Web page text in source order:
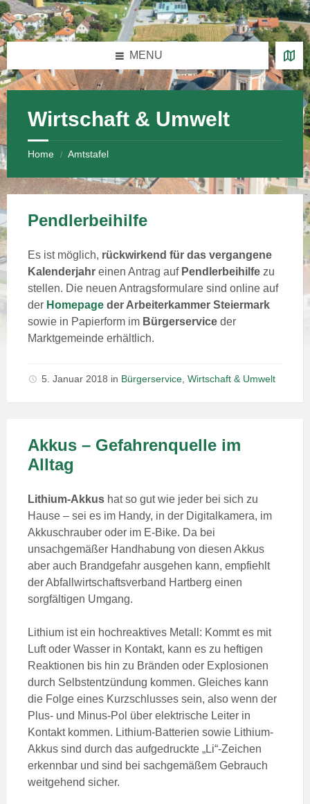
Skip
to
content
Skip
to
left
sidebar
Skip
to
right
sidebar
Skip
to
footer
MENU
Wirtschaft & Umwelt
Home / Amtstafel
Pendlerbeihilfe
Es ist möglich, rückwirkend für das vergangene
Kalenderjahr einen Antrag auf Pendlerbeihilfe zu
stellen. Die neuen Antragsformulare sind online auf
der Homepage der Arbeiterkammer Steiermark
sowie in Papierform im Bürgerservice der
Marktgemeinde erhältlich.
5. Januar 2018 in Bürgerservice Wirtschaft & Umwelt
Akkus – Gefahrenquelle im
Alltag
Lithium-Akkus hat so gut wie jeder bei sich zu
Hause – sei es im Handy, in der Digitalkamera, im
Akkuschrauber oder im E-Bike. Da bei
unsachgemäßer Handhabung von diesen Akkus
aber auch Brandgefahr ausgehen kann, empfiehlt
der Abfallwirtschaftsverband Hartberg einen
sorgfältigen Umgang.
Lithium ist ein hochreaktives Metall: Kommt es mit
Luft oder Wasser in Kontakt, kann es zu heftigen
Reaktionen bis hin zu Bränden oder Explosionen
durch Selbstentzündung kommen. Gleiches kann
die Folge eines Kurzschlusses sein, also wenn der
Plus- und Minus-Pol über elektrische Leiter in
Kontakt kommen. Lithium-Batterien sowie Lithium-
Akkus sind durch das aufgedruckte „Li“-Zeichen
erkennbar und sind bei sachgemäßem Gebrauch
weitgehend sicher.